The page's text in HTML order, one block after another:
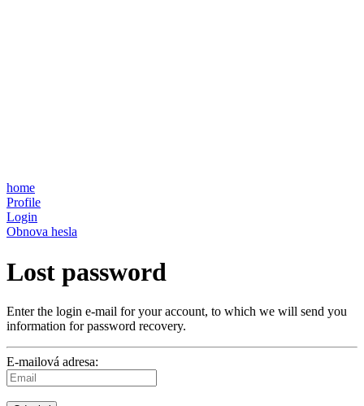
home
Profile
Login
Obnova hesla
Lost password
Enter the login e-mail for your account, to which we will send you
information for password recovery.
E-mailová adresa: